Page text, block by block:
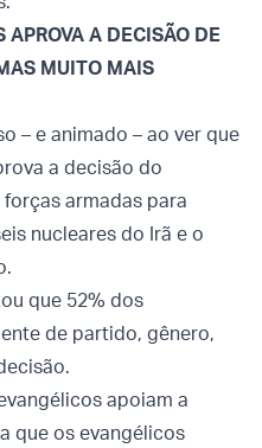
A DECISÃO DE
MUITO MAIS
– e animado – ao ver que
a decisão do
armadas para
nucleares do Irã e o
que 52% dos
de partido, gênero,
apoiam a
que os evangélicos